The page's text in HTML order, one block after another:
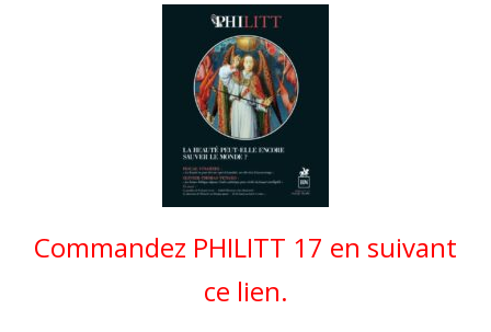
Commandez PHILITT 17 en suivant
ce lien.